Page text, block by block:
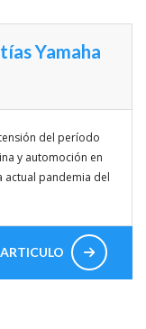
Yamaha
del período
y automoción en
actual pandemia del
ARTICULO